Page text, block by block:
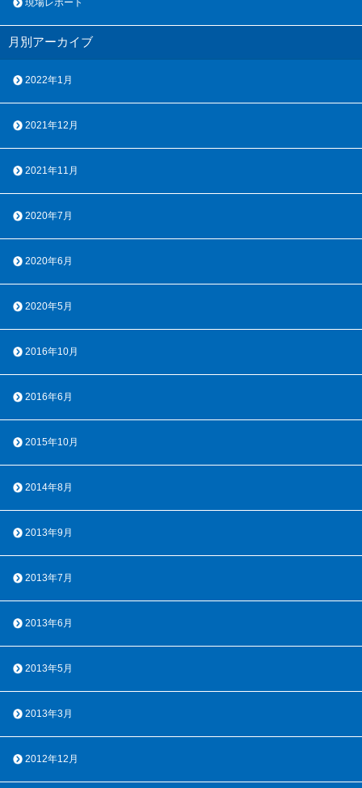
現場レポート
月別アーカイブ
2022年1月
2021年12月
2021年11月
2020年7月
2020年6月
2020年5月
2016年10月
2016年6月
2015年10月
2014年8月
2013年9月
2013年7月
2013年6月
2013年5月
2013年3月
2012年12月